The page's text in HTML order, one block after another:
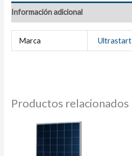
Información adicional
Marca Ultrastart
Productos relacionados